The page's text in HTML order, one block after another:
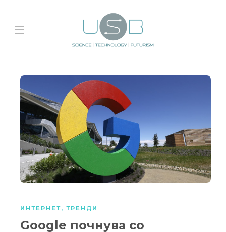
ИНТЕРНЕТ, ТРЕНДИ
Google почнува со